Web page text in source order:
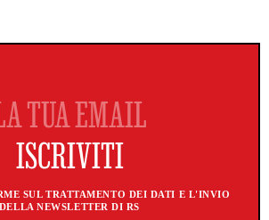
SUL TRATTAMENTO DEI DATI E L'INVIO
DELLA NEWSLETTER DI RS